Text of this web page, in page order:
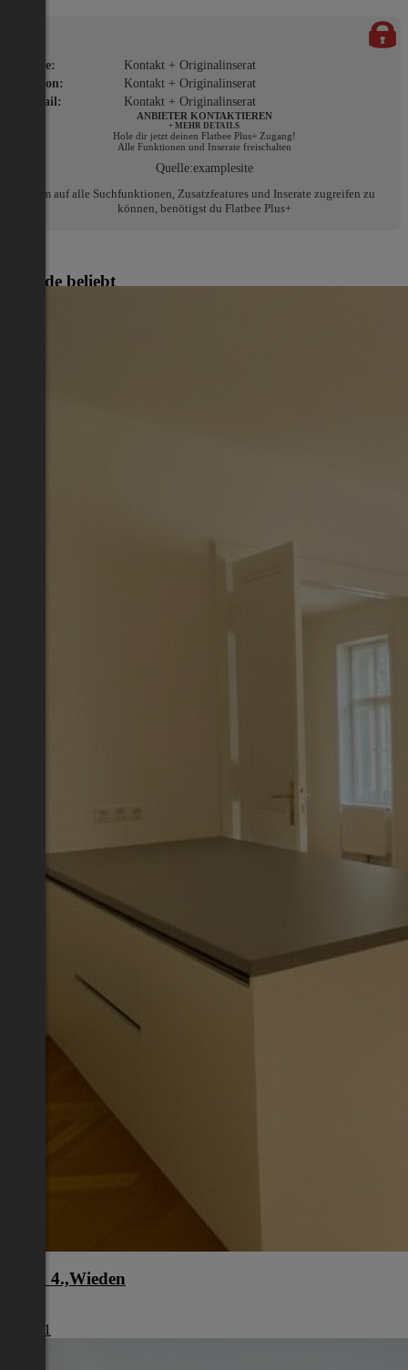
Name:
Kontakt + Originalinserat
Telefon:
Kontakt + Originalinserat
E-Mail:
Kontakt + Originalinserat
ANBIETER KONTAKTIEREN
+ MEHR DETAILS
Hole dir jetzt deinen Flatbee Plus+ Zugang!
Alle Funktionen und Inserate freischalten
Quelle:examplesite
Um auf alle Suchfunktionen, Zusatzfeatures und Inserate zugreifen zu
können, benötigst du Flatbee Plus+
Gerade beliebt
Wien 4.,Wieden
€ 1.461